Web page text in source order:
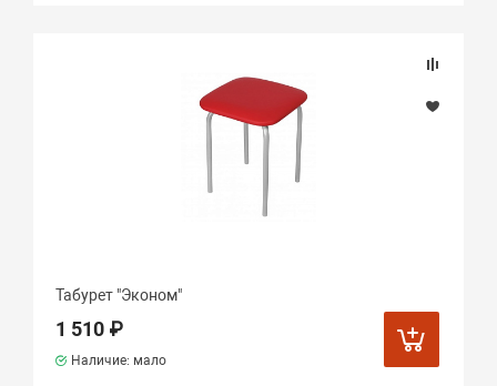
Табурет "Эконом"
1 510 ₽
Наличие: мало